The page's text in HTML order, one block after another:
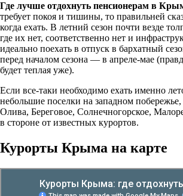
Где лучше отдохнуть пенсионерам в
требует покоя и тишины, то правильней
когда ехать. В летний сезон почти везде
где их нет, соответственно нет и
идеально поехать в отпуск в бархатный
перед началом сезона — в апреле-мае
будет теплая уже).
Если все-таки необходимо ехать именно
небольшие поселки на западном
Олива, Береговое, Солнечногорское,
в стороне от известных курортов.
Курорты Крыма на карте